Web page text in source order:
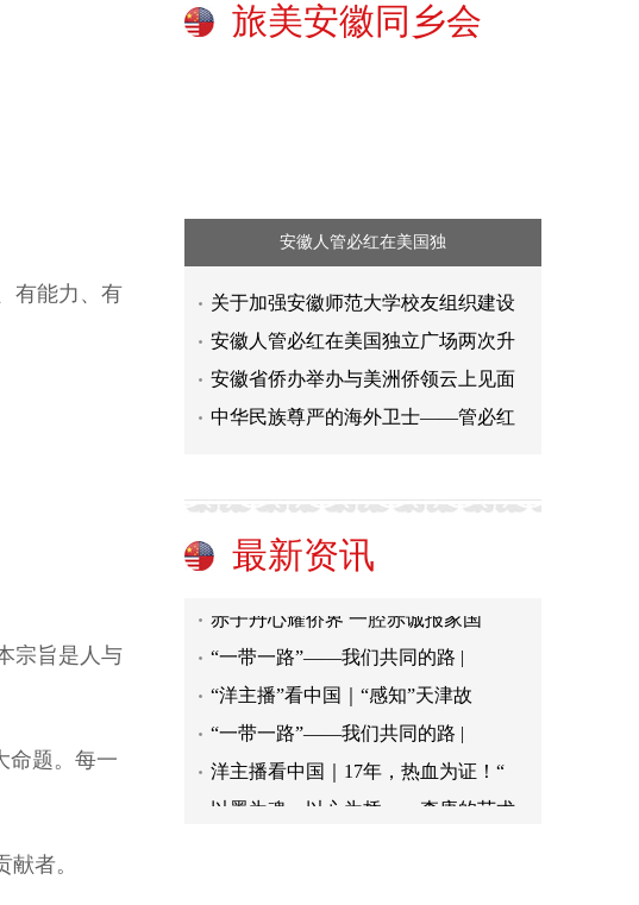
有能力、有
宗旨是人与
命题。每一
者。
旅美安徽同乡会
安徽人管必红在美国独
关于加强安徽师范大学校友组织建设
安徽人管必红在美国独立广场两次升
安徽省侨办举办与美洲侨领云上见面
中华民族尊严的海外卫士——管必红
最新资讯
《首席体验官》第五季|「闹新春」
“一带一路”——我们共同的路 |
“洋主播”看中国｜“感知”天津故
“一带一路”——我们共同的路 |
洋主播看中国｜17年，热血为证！“
以墨为魂，以心为桥——李庚的艺术